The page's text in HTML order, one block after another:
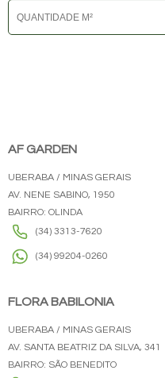
AF GARDEN
UBERABA / MINAS GERAIS
AV. NENE SABINO, 1950
BAIRRO: OLINDA
(34) 3313-7620
(34) 99204-0260
FLORA BABILONIA
UBERABA / MINAS GERAIS
AV. SANTA BEATRIZ DA SILVA, 341
BAIRRO: SÃO BENEDITO